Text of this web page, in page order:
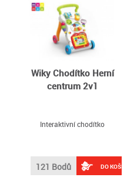
Wiky Chodítko Herní
centrum 2v1
Interaktivní chodítko
121 Bodů DO KOŠÍKU